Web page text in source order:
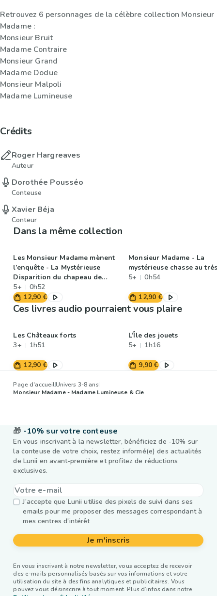
Retrouvez 6 personnages de la célèbre collection Monsieur
Madame :
Monsieur Bruit
Madame Contraire
Monsieur Grand
Madame Dodue
Monsieur Malpoli
Madame Lumineuse
Crédits
Roger Hargreaves
Auteur
Dorothée Pousséo
Conteuse
Xavier Béja
Conteur
Dans la même collection
Les Monsieur Madame mènent
l’enquête - La Mystérieuse
Disparition du chapeau de
Madame Beauté
5+
0h52
12,90 €
Monsieur Madame - La
mystérieuse chasse au
5+
0h54
12,90 €
Ces livres audio pourraient vous plaire
Les Châteaux forts
3+
1h51
12,90 €
L’Île des jouets
5+
1h16
9,90 €
Page d'accueilUnivers 3-8 ans
Monsieur Madame - Madame Lumineuse & Cie
🎁 -10% sur votre conteuse
En vous inscrivant à la newsletter, bénéficiez de -10% sur
la conteuse de votre choix, restez informé(e) des actualités
de Lunii en avant-première et profitez de réductions
exclusives.
J’accepte que Lunii utilise des pixels de suivi dans ses
emails pour me proposer des messages correspondant à
mes centres d'intérêt
Je m'inscris
En vous inscrivant à notre newsletter, vous acceptez de recevoir
des e-mails personnalisés basés sur vos informations et votre
utilisation du site à des fins analytiques et publicitaires. Vous
pouvez vous désinscrire à tout moment. Plus d’infos dans notre